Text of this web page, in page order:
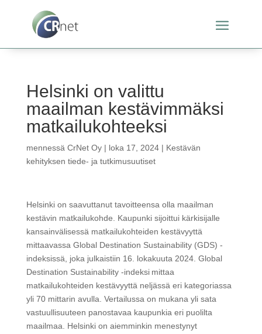
Helsinki on valittu
maailman kestävimmäksi
matkailukohteeksi
mennessä CrNet Oy| loka 17, 2024| Kestävän
kehityksen tiede- ja tutkimusuutiset
Helsinki on saavuttanut tavoitteensa olla maailman
kestävin matkailukohde. Kaupunki sijoittui kärkisijalle
kansainvälisessä matkailukohteiden kestävyyttä
mittaavassa Global Destination Sustainability (GDS) -
indeksissä, joka julkaistiin 16. lokakuuta 2024. Global
Destination Sustainability -indeksi mittaa
matkailukohteiden kestävyyttä neljässä eri kategoriassa
yli 70 mittarin avulla. Vertailussa on mukana yli sata
vastuullisuuteen panostavaa kaupunkia eri puolilta
maailmaa. Helsinki on aiemminkin menestynyt